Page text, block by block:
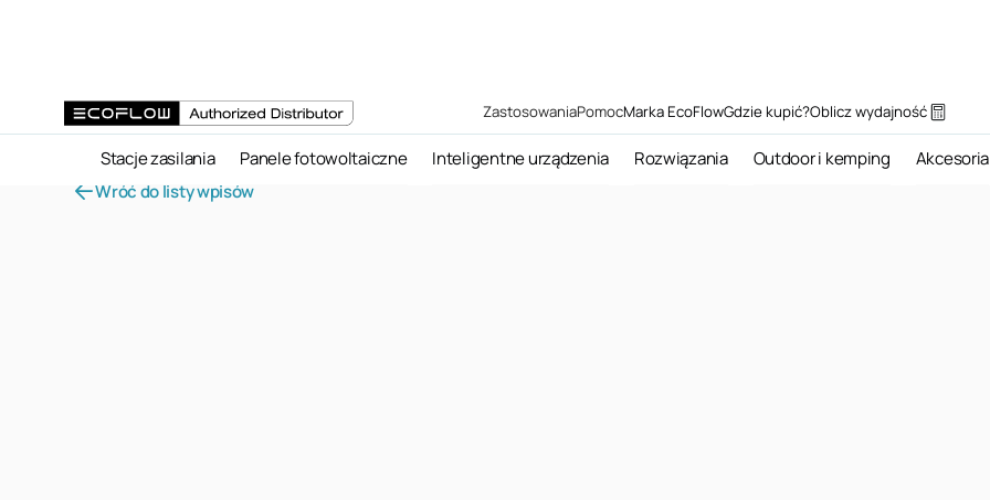
ZastosowaniaPomocMarka EcoFlowGdzie kupić?Oblicz wydajność
Stacje zasilania Panele fotowoltaiczne Inteligentne urządzenia Rozwiązania Outdoor i kemping Akcesoria
Wróćdo listy wpisów